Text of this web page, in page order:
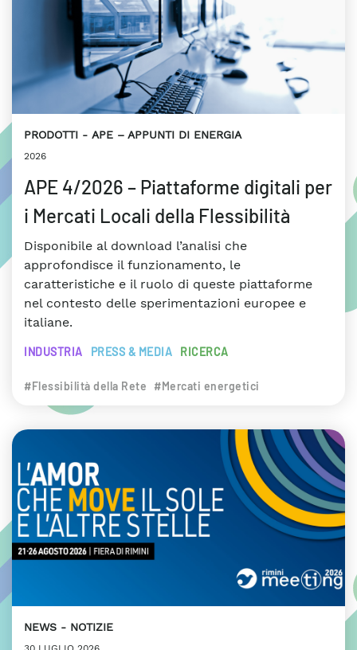
PRODOTTI APE – APPUNTI DI ENERGIA
2026
APE 4/2026 – Piattaforme digitali per
i Mercati Locali della Flessibilità
Disponibile al download l’analisi che
approfondisce il funzionamento, le
caratteristiche e il ruolo di queste piattaforme
nel contesto delle sperimentazioni europee e
italiane.
INDUSTRIA PRESS & MEDIA RICERCA
#Flessibilità della Rete #Mercati energetici
NEWS NOTIZIE